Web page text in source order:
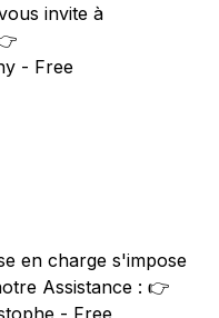
invite à
- Free
en charge s'impose
Assistance : 👉
- Free